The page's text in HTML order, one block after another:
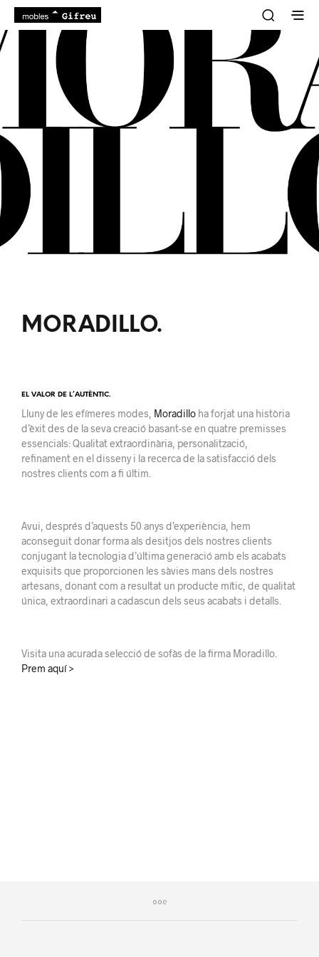
MORADILLO.
EL VALOR DE L’AUTÈNTIC.
Lluny de les efímeres modes, Moradillo ha forjat una història
d’èxit des de la seva creació basant-se en quatre premisses
essencials: Qualitat extraordinària, personalització,
refinament en el disseny i la recerca de la satisfacció dels
nostres clients com a fi últim.
Avui, després d’aquests 50 anys d’experiència, hem
aconseguit donar forma als desitjos dels nostres clients
conjugant la tecnologia d’última generació amb els acabats
exquisits que proporcionen les sàvies mans dels nostres
artesans, donant com a resultat un producte mític, de qualitat
única, extraordinari a cadascun dels seus acabats i detalls.
Visita una acurada selecció de sofàs de la firma Moradillo.
Prem aquí >